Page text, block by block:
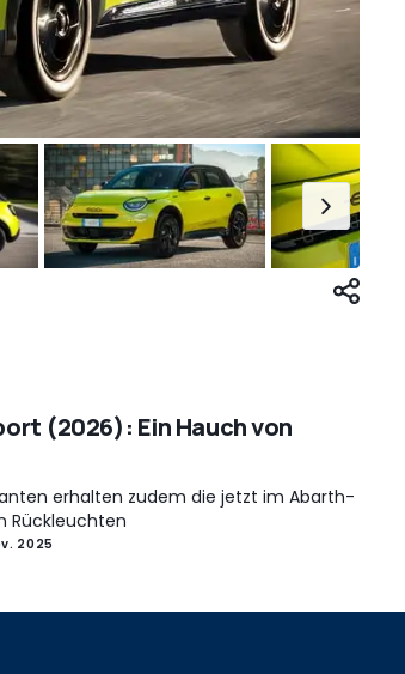
(2026): Ein Hauch von
erhalten zudem die jetzt im Abarth-
Rückleuchten
2025